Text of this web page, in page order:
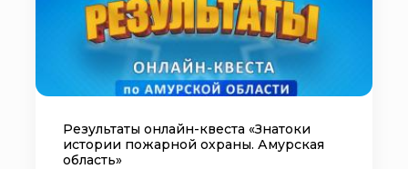
Результаты онлайн-квеста «Знатоки
истории пожарной охраны. Амурская
область»